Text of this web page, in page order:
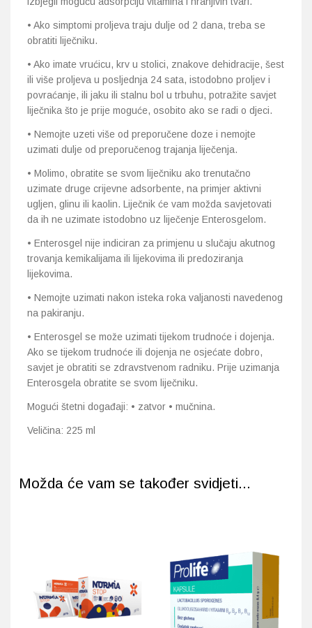
• Ako simptomi proljeva traju dulje od 2 dana, treba se
obratiti liječniku.
• Ako imate vrućicu, krv u stolici, znakove dehidracije, šest
ili više proljeva u posljednja 24 sata, istodobno proljev i
povraćanje, ili jaku ili stalnu bol u trbuhu, potražite savjet
liječnika što je prije moguće, osobito ako se radi o djeci.
• Nemojte uzeti više od preporučene doze i nemojte
uzimati dulje od preporučenog trajanja liječenja.
• Molimo, obratite se svom liječniku ako trenutačno
uzimate druge crijevne adsorbente, na primjer aktivni
ugljen, glinu ili kaolin. Liječnik će vam možda savjetovati
da ih ne uzimate istodobno uz liječenje Enterosgelom.
• Enterosgel nije indiciran za primjenu u slučaju akutnog
trovanja kemikalijama ili lijekovima ili predoziranja
lijekovima.
• Nemojte uzimati nakon isteka roka valjanosti navedenog
na pakiranju.
• Enterosgel se može uzimati tijekom trudnoće i dojenja.
Ako se tijekom trudnoće ili dojenja ne osjećate dobro,
savjet je obratiti se zdravstvenom radniku. Prije uzimanja
Enterosgela obratite se svom liječniku.
Mogući štetni događaji: • zatvor • mučnina.
Veličina: 225 ml
Možda će vam se također svidjeti...